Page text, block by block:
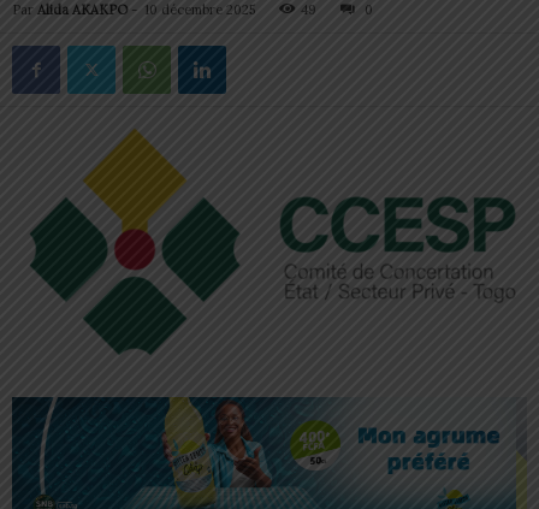
Par Alida AKAKPO - 10 décembre 2025 49 0